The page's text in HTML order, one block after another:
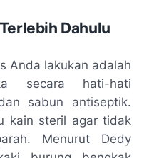
Dahulu
Anda lakukan adalah
secara hati-hati
sabun antiseptik.
kain steril agar tidak
Menurut Dedy